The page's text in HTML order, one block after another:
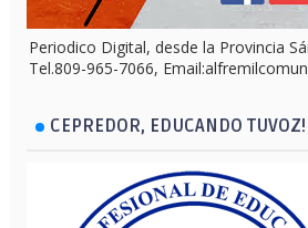
Periodico Digital, desde la Provincia
Tel.809-965-7066,
CEPREDOR, EDUCANDO TUVOZ!